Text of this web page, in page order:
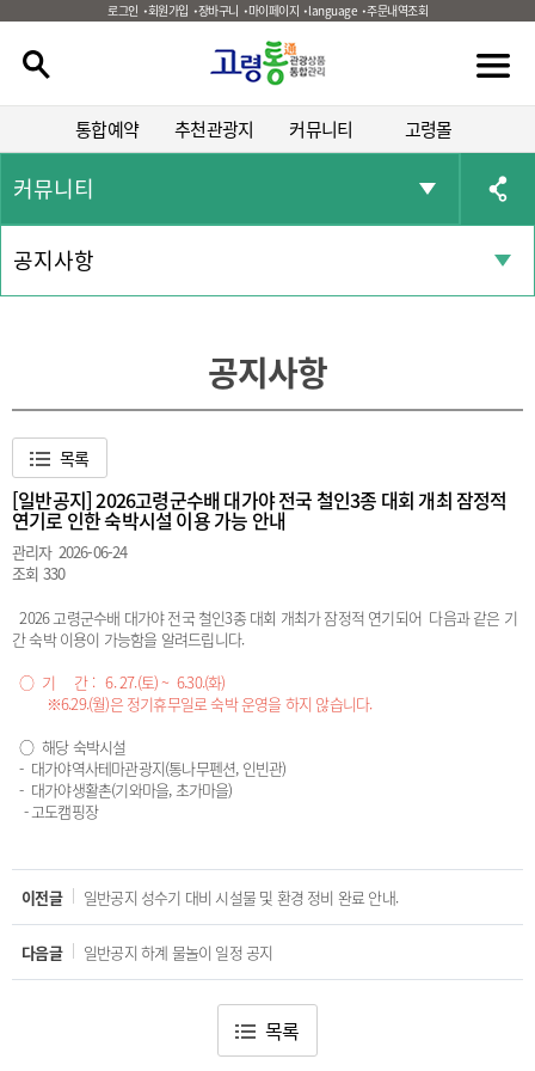
로그인 회원가입 장바구니 마이페이지 language 주문내역조회
통합예약 추천관광지 커뮤니티 고령몰
커뮤니티
공지사항
공지사항
목록
[일반공지] 2026고령군수배 대가야 전국 철인3종 대회 개최 잠정적
연기로 인한 숙박시설 이용 가능 안내
관리자 2026-06-24
조회 330
2026 고령군수배 대가야 전국 철인3종 대회 개최가 잠정적 연기되어 다음과 같은 기
간 숙박 이용이 가능함을 알려드립니다.
○ 기 간 : 6. 27.(토) ~ 6.30.(화)
※6.29.(월)은 정기휴무일로 숙박 운영을 하지 않습니다.
○ 해당 숙박시설
- 대가야역사테마관광지(통나무펜션, 인빈관)
- 대가야생활촌(기와마을, 초가마을)
- 고도캠핑장
이전글 일반공지 성수기 대비 시설물 및 환경 정비 완료 안내.
다음글 일반공지 하계 물놀이 일정 공지
목록